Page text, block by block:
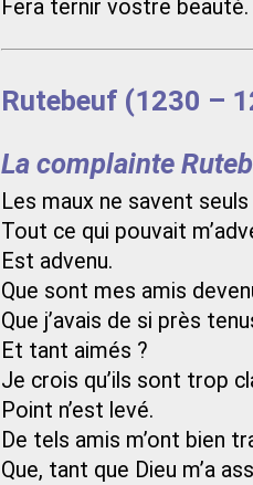
Fera ternir vostre beauté.
Rutebeuf (1230 –
La complainte
Les maux ne savent seuls
Tout ce qui pouvait
Est advenu.
Que sont mes amis
Que j’avais de si près
Et tant aimés ?
Je crois qu’ils sont trop
Point n’est levé.
De tels amis m’ont bien
Que, tant que Dieu m’a